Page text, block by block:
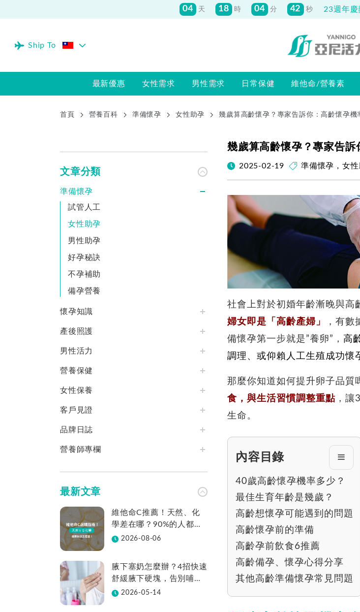
04 天 18 時 04 分 41 秒 23週年
Ship To
最新優惠 女性需求 男性需求 日常保健 維他命/營養素
首頁 營養百科 準備懷孕 女性助孕 幾歲算高齡懷孕？專家告訴你：高齡懷孕機
幾歲算高齡懷孕？專家告
2025-02-19 準備懷孕 ，女
社會上對於初婚年齡漸晚與高
婦女即是「高齡產婦」
，有
備懷孕第一步就是”養卵”， 高
調理、或仰賴人工生殖成功懷
那麼你知道如何提升卵子品質
食，與生活習慣調整重點 ，
生命。
內容目錄
40歲高齡懷孕機率多少？
最佳生育年齡是幾歲？
高齡想懷孕可能遇到的問題
高齡懷孕前的準備
高齡孕前飲食6推薦
高齡備孕、懷孕心得分享
其他高齡準備懷孕常見問題
文章分類
準備懷孕
試管人工
女性助孕
男性助孕
好孕秘訣
不孕補助
備孕營養
懷孕知識
產後照護
男性活力
營養保健
女性保養
客戶見證
品牌日誌
營養師專欄
最新文章
維他命C推薦！天然、化
學差在哪？90%的人都不
知道怎麼挑！帶你一次看
2026-08-06
腋下塞奶怎麼辦？4招快速
舒緩腋下硬塊，告別哺乳
疼痛2026-05-14